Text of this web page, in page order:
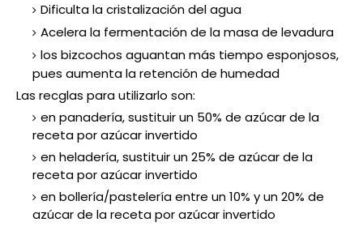
Dificulta la cristalización del agua
Acelera la fermentaciónde la masa de levadura
los bizcochos aguantan más tiempo esponjosos,
pues aumenta la retención de humedad
Las recglas para utilizarlo son:
en panadería, sustituir un 50% de azúcar de la
receta por azúcar invertido
en heladería, sustituir un 25% de azúcar de la
receta por azúcar invertido
en bollería/pastelería entre un 10% y un 20% de
azúcar de la receta por azúcar invertido